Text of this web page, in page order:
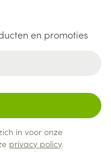
en promoties
in voor onze
privacy policy.